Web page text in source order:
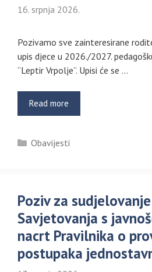
16. srpnja 2026.
Pozivamo sve zainteresirane
upis djece u 2026./2027.
“Leptir Vrpolje”. Upisi će se …
Read more
Kategorije
Obavijesti
Poziv za
Savjetovanja s
nacrt Pravilnika o
postupaka